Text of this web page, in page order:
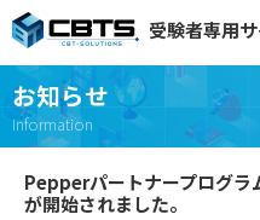
受験者専用
お知らせ
Information
Pepperパートナープログラ
が開始されました。